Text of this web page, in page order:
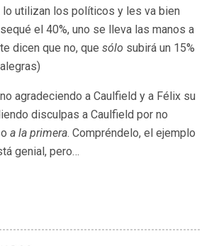
utilizan los políticos y les va bien
el 40%, uno se lleva las manos a
dicen que no, que sólo subirá un 15%
agradeciendo a Caulfield y a Félix su
disculpas a Caulfield por no
a la primera. Compréndelo, el ejemplo
genial, pero…